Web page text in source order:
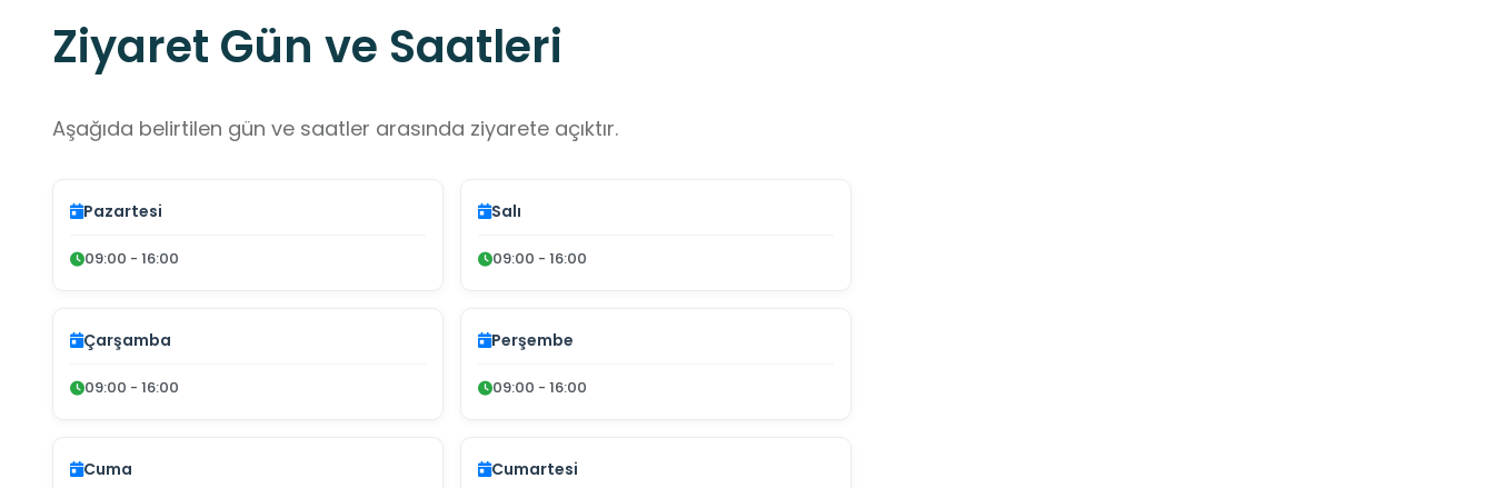
Ziyaret Gün ve Saatleri
Aşağıda belirtilen gün ve saatler arasında ziyarete açıktır.
Pazartesi
09:00 - 16:00
Salı
09:00 - 16:00
Çarşamba
09:00 - 16:00
Perşembe
09:00 - 16:00
Cuma Cumartesi